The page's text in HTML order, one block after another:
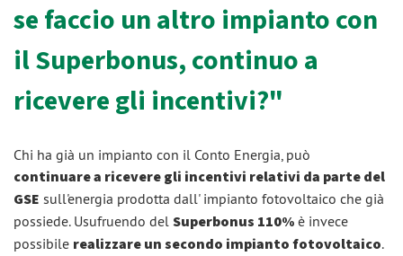
se faccio un altro impianto con
il Superbonus, continuo a
ricevere gli incentivi?"
Chi ha già un impianto con il Conto Energia, può
continuare a ricevere gli incentivi relativi da parte del
GSE sull'energia prodotta dall' impianto fotovoltaico che già
possiede. Usufruendo del Superbonus 110% è invece
possibile realizzare un secondo impianto fotovoltaico.